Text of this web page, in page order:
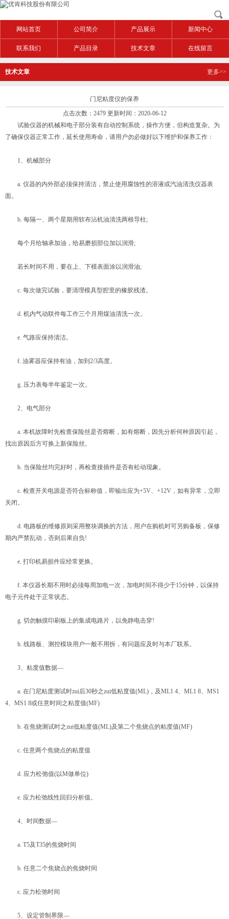
网站首页 公司简介 产品展示 新闻中心
联系我们 产品目录 技术文章 在线留言
技术文章 更多>>
门尼粘度仪的保养
点击次数：2479 更新时间：2020-06-12
试验仪器的机械和电子部分装有自动控制系统，操作方便，但构造复杂。为
了确保仪器正常工作，延长使用寿命，请用户勿必做好以下维护和保养工作：
1、机械部分
a. 仪器的内外部必须保持清洁，禁止使用腐蚀性的溶液或汽油清洗仪器表
面。
b. 每隔一、两个星期用软布沾机油清洗两根导柱;
每个月给轴承加油，给易磨损部位加以润滑;
若长时间不用，要在上、下模表面涂以润滑油;
c. 每次做完试验，要清理模具型腔里的橡胶残渣。
d. 机内气动联件每工作三个月用煤油清洗一次。
e. 气路应保持清洁。
f. 油雾器应保持有油，加到2/3高度。
g. 压力表每半年鉴定一次。
2、电气部分
a. 本机故障时先检查保险丝是否熔断，如有熔断，因先分析何种原因引起，
找出原因后方可换上新保险丝。
b. 当保险丝均完好时，再检查接插件是否有松动现象。
c. 检查开关电源是否符合标称值，即输出应为+5V、+12V，如有异常，立即
关闭。
d. 电路板的维修原则采用整块调换的方法，用户在购机时可另购备板，保修
期内严禁乱动，否则后果自负!
e. 打印机易损件应经常更换。
f. 本仪器长期不用时必须每周加电一次，加电时间不得少于15分钟，以保持
电子元件处于正常状态。
g. 切勿触摸印刷板上的集成电路片，以免静电击穿!
h. 线路板、测控模块用户一般不用拆，有问题应及时与本厂联系。
3、粘度值数据—
a. 在门尼粘度测试时zui后30秒之zui低粘度值(ML)，及ML1 4、ML1 8、MS1
4、MS1 8或任意时间之粘度值(MF)
b. 在焦烧测试时之zui低粘度值(ML)及第二个焦烧点的粘度值(MF)
c. 任意两个焦烧点的粘度值
d. 应力松弛值(以M做单位)
e. 应力松弛线性回归分析值。
4、时间数据—
a. T5及T35的焦烧时间
b. 任意二个焦烧点的焦烧时间
c. 应力松弛时间
5、设定管制界限—